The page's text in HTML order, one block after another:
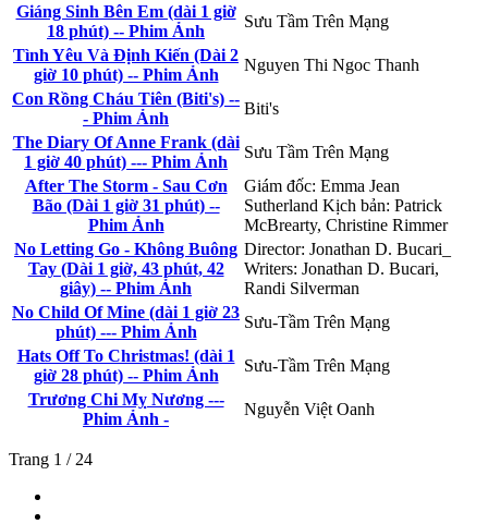
Giáng Sinh Bên Em (dài 1 giờ
18 phút) -- Phim Ảnh
Sưu Tầm Trên Mạng
Tình Yêu Và Định Kiến (Dài 2
giờ 10 phút) -- Phim Ảnh
Nguyen Thi Ngoc Thanh
Con Rồng Cháu Tiên (Biti's) --
- Phim Ảnh
Biti's
The Diary Of Anne Frank (dài
1 giờ 40 phút) --- Phim Ảnh
Sưu Tầm Trên Mạng
After The Storm - Sau Cơn
Bão (Dài 1 giờ 31 phút) --
Phim Ảnh
Giám đốc: Emma Jean
Sutherland Kịch bản: Patrick
McBrearty, Christine Rimmer
No Letting Go - Không Buông
Tay (Dài 1 giờ, 43 phút, 42
giây) -- Phim Ảnh
Director: Jonathan D. Bucari_
Writers: Jonathan D. Bucari,
Randi Silverman
No Child Of Mine (dài 1 giờ 23
phút) --- Phim Ảnh
Sưu-Tầm Trên Mạng
Hats Off To Christmas! (dài 1
giờ 28 phút) -- Phim Ảnh
Sưu-Tầm Trên Mạng
Trương Chi Mỵ Nương ---
Phim Ảnh -
Nguyễn Việt Oanh
Trang 1 / 24